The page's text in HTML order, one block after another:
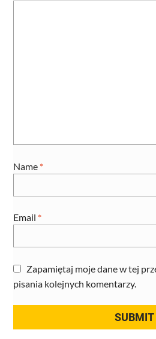
Name *
Email *
Zapamiętaj moje dane w tej
pisania kolejnych komentarzy.